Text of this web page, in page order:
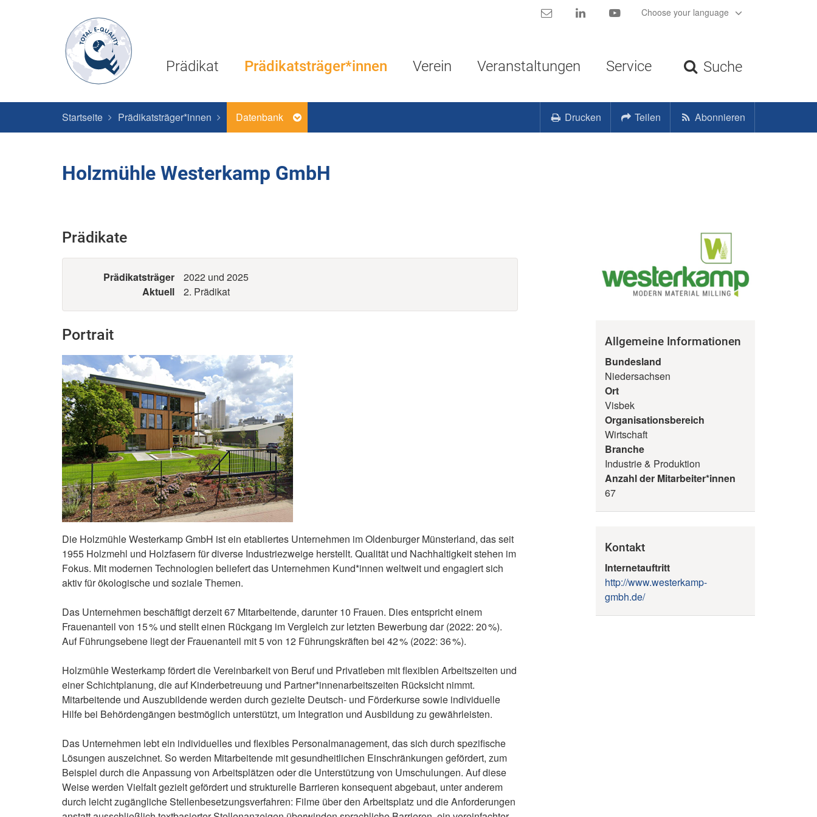
Kontakt LinkedIn YouTubeChoose your language
Prädikat Prädikatsträger*innen Verein Veranstaltungen Service Suche
Startseite Prädikatsträger*innen Datenbank Drucken Teilen Abonnieren
Holzmühle Westerkamp GmbH
Prädikate
Prädikatsträger
2022 und 2025
Aktuell
2. Prädikat
Portrait
Die Holzmühle Westerkamp GmbH ist ein etabliertes Unternehmen im Oldenburger Münsterland, das seit
1955 Holzmehl und Holzfasern für diverse Industriezweige herstellt. Qualität und Nachhaltigkeit stehen im
Fokus. Mit modernen Technologien beliefert das Unternehmen Kund*innen weltweit und engagiert sich
aktiv für ökologische und soziale Themen.
Das Unternehmen beschäftigt derzeit 67 Mitarbeitende, darunter 10 Frauen. Dies entspricht einem
Frauenanteil von 15 % und stellt einen Rückgang im Vergleich zur letzten Bewerbung dar (2022: 20 %).
Auf Führungsebene liegt der Frauenanteil mit 5 von 12 Führungskräften bei 42 % (2022: 36 %).
Holzmühle Westerkamp fördert die Vereinbarkeit von Beruf und Privatleben mit flexiblen Arbeitszeiten und
einer Schichtplanung, die auf Kinderbetreuung und Partner*innenarbeitszeiten Rücksicht nimmt.
Mitarbeitende und Auszubildende werden durch gezielte Deutsch- und Förderkurse sowie individuelle
Hilfe bei Behördengängen bestmöglich unterstützt, um Integration und Ausbildung zu gewährleisten.
Das Unternehmen lebt ein individuelles und flexibles Personalmanagement, das sich durch spezifische
Lösungen auszeichnet. So werden Mitarbeitende mit gesundheitlichen Einschränkungen gefördert, zum
Beispiel durch die Anpassung von Arbeitsplätzen oder die Unterstützung von Umschulungen. Auf diese
Weise werden Vielfalt gezielt gefördert und strukturelle Barrieren konsequent abgebaut, unter anderem
durch leicht zugängliche Stellenbesetzungsverfahren: Filme über den Arbeitsplatz und die Anforderungen
Allgemeine Informationen
Bundesland
Niedersachsen
Ort
Visbek
Organisationsbereich
Wirtschaft
Branche
Industrie & Produktion
Anzahl der Mitarbeiter*innen
67
Kontakt
Internetauftritt
http://www.westerkamp-
gmbh.de/